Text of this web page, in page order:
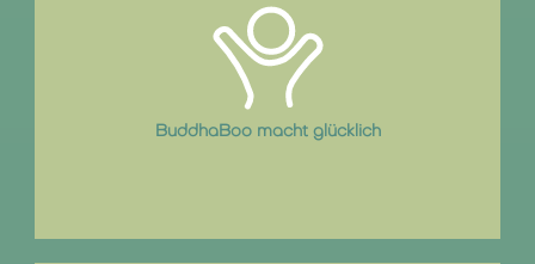
BuddhaBoo macht glücklich
Meditation bestärkt positive Emotionen und verbessert den
Umgang mit negativen Gefühlen.